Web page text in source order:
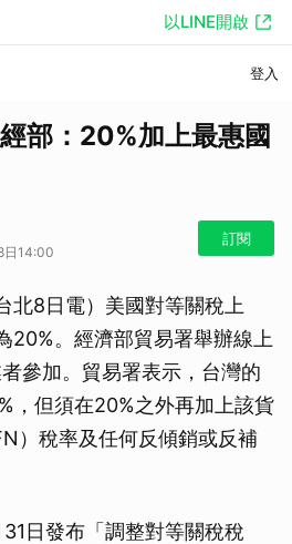
以LINE開啟
登入
部：20%加上最惠國
日14:00
訂閱
北8日電）美國對等關稅上
20%。經濟部貿易署舉辦線上
參加。貿易署表示，台灣的
，但須在20%之外再加上該貨
）稅率及任何反傾銷或反補
日發布「調整對等關稅稅